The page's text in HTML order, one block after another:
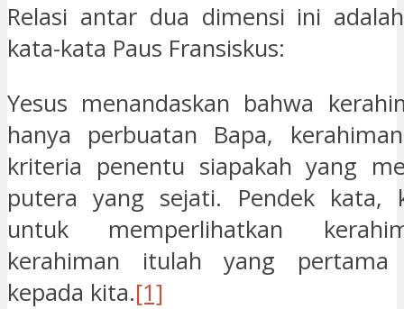
Relasi antar dua dimensi ini
kata-kata Paus Fransiskus:
Yesus menandaskan bahwa
hanya perbuatan Bapa,
kriteria penentu siapakah yang
putera yang sejati. Pendek kata,
untuk memperlihatkan
kerahiman itulah yang pertama
kepada kita.[1]